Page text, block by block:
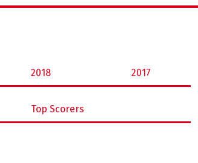
2018 2017
Top Scorers